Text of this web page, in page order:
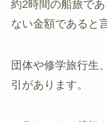
約2時間の船旅で
ない金額であると
団体や修学旅行生
引があります。